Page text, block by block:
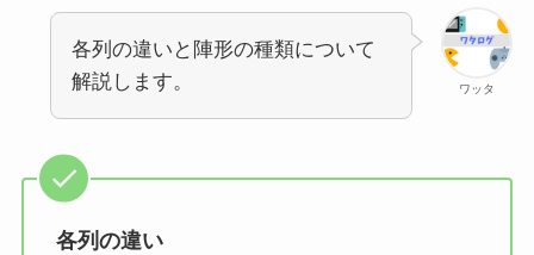
ワッタ
各列の違いと陣形の種類について
解説します。
各列の違い